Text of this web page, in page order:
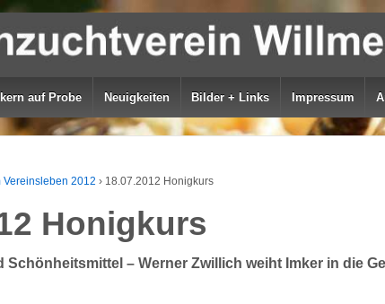
auf Probe Neuigkeiten Bilder + Links Impressum
Vereinsleben 2012 › 18.07.2012 Honigkurs
Honigkurs
Schönheitsmittel – Werner Zwillich weiht Imker in die